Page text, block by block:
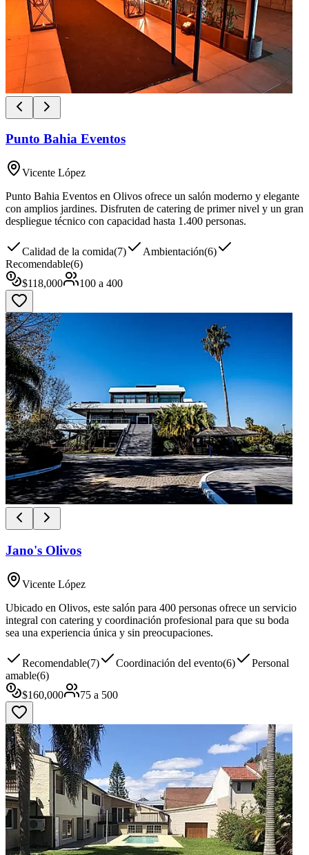
Punto Bahia Eventos
Vicente López
Punto Bahia Eventos en Olivos ofrece un salón moderno y elegante
con amplios jardines. Disfruten de catering de primer nivel y un gran
despliegue técnico con capacidad hasta 1.400 personas.
Calidad de la comida(7) Ambientación(6)
Recomendable(6)
$118,000 100 a 400
Jano's Olivos
Vicente López
Ubicado en Olivos, este salón para 400 personas ofrece un servicio
integral con catering y coordinación profesional para que su boda
sea una experiencia única y sin preocupaciones.
Recomendable(7) Coordinación del evento(6)
Personal
amable(6)
$160,000 75 a 500